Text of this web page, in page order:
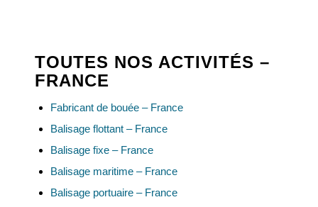
TOUTES NOS ACTIVITÉS –
FRANCE
Fabricant de bouée – France
Balisage flottant – France
Balisage fixe – France
Balisage maritime – France
Balisage portuaire – France